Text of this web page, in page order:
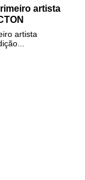
artista
artista